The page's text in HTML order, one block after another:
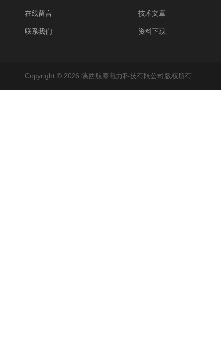
在线留言
联系我们
技术文章
资料下载
Copyright © 2026 陕西航泰电力科技有限公司版权所有